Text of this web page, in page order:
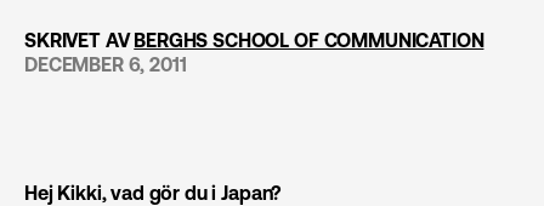
SKRIVET AVBERGHS SCHOOL OF COMMUNICATION
DECEMBER 6, 2011
Hej Kikki, vad gör du i Japan?